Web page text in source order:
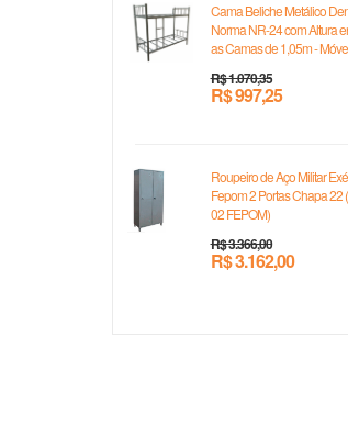
Cama Beliche Metálico
Norma NR-24 com Altura
as Camas de 1,05m -
R$ 1.070,35
R$ 997,25
Roupeiro de Aço Militar
Fepom 2 Portas Chapa 22
02 FEPOM)
R$ 3.366,00
R$ 3.162,00